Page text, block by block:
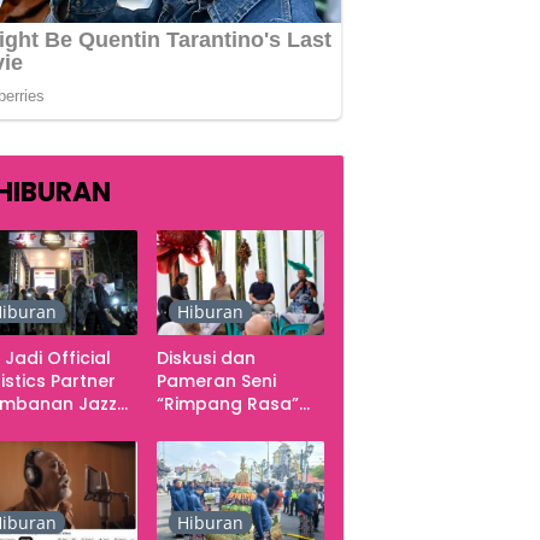
Jadi Official
Partner
Jazz
Seluruh
Konser
Hiburan
Diskusi dan
Pameran Seni
“Rimpang Rasa”
sampai Kritik
terhadap
Yogyakarta
sebagai Pusat
Hiburan